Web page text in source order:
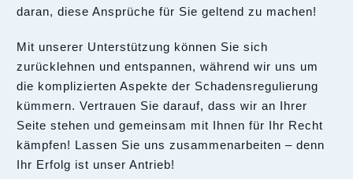
daran, diese Ansprüche für Sie geltend zu machen!
Mit unserer Unterstützung können Sie sich
zurücklehnen und entspannen, während wir uns um
die komplizierten Aspekte der Schadensregulierung
kümmern. Vertrauen Sie darauf, dass wir an Ihrer
Seite stehen und gemeinsam mit Ihnen für Ihr Recht
kämpfen! Lassen Sie uns zusammenarbeiten – denn
Ihr Erfolg ist unser Antrieb!